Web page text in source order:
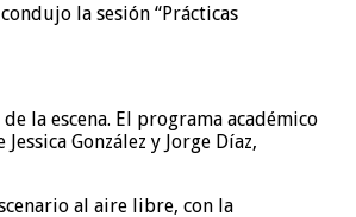
la sesión “Prácticas
la escena. El programa académico
González y Jorge Díaz,
al aire libre, con la